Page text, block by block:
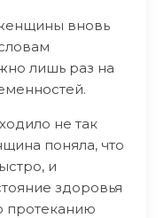
вновь
лишь раз на
не так
поняла, что
и
здоровья
протеканию